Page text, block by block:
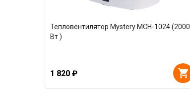
Тепловентилятор Mystery MCH-1024 (2000
Вт )
1 820 ₽